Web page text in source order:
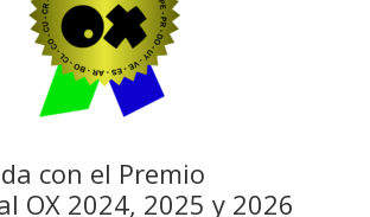
con el Premio
OX 2024, 2025 y 2026